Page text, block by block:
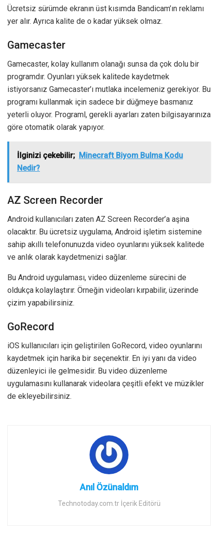
Ücretsiz sürümde ekranın üst kısımda Bandicam’ın reklamı
yer alır. Ayrıca kalite de o kadar yüksek olmaz.
Gamecaster
Gamecaster, kolay kullanım olanağı sunsa da çok dolu bir
programdır. Oyunları yüksek kalitede kaydetmek
istiyorsanız Gamecaster’ı mutlaka incelemeniz gerekiyor. Bu
programı kullanmak için sadece bir düğmeye basmanız
yeterli oluyor. Programl, gerekli ayarları zaten bilgisayarınıza
göre otomatik olarak yapıyor.
İlginizi çekebilir; Minecraft Biyom Bulma Kodu
Nedir?
AZ Screen Recorder
Android kullanıcıları zaten AZ Screen Recorder’a aşina
olacaktır. Bu ücretsiz uygulama, Android işletim sistemine
sahip akıllı telefonunuzda video oyunlarını yüksek kalitede
ve anlık olarak kaydetmenizi sağlar.
Bu Android uygulaması, video düzenleme sürecini de
oldukça kolaylaştırır. Örneğin videoları kırpabilir, üzerinde
çizim yapabilirsiniz.
GoRecord
iOS kullanıcıları için geliştirilen GoRecord, video oyunlarını
kaydetmek için harika bir seçenektir. En iyi yanı da video
düzenleyici ile gelmesidir. Bu video düzenleme
uygulamasını kullanarak videolara çeşitli efekt ve müzikler
de ekleyebilirsiniz.
Anıl Özünaldım
Technotoday.com.tr İçerik Editörü